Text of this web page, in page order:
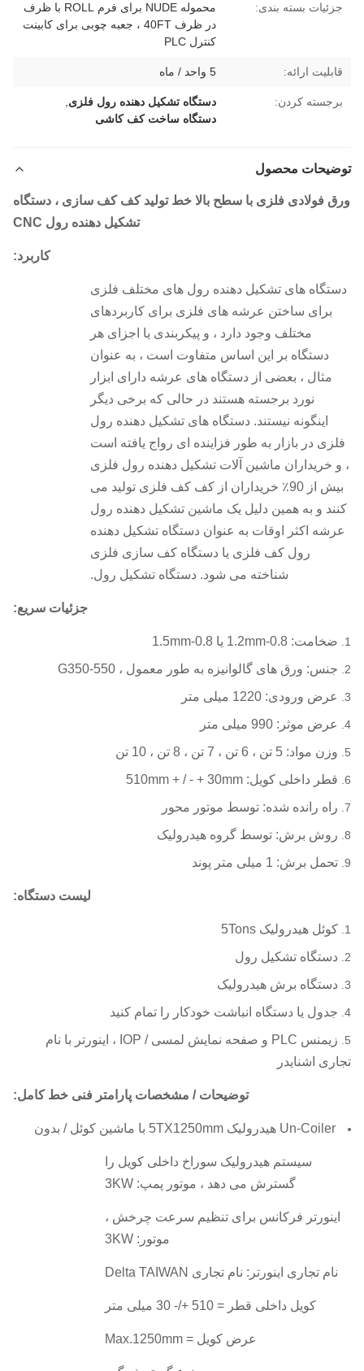
جزئیات بسته بندی:
محموله NUDE برای فرم ROLL با ظرف
در ظرف 40FT ، جعبه چوبی برای کابینت
کنترل PLC
قابلیت ارائه: 5 واحد / ماه
برجسته کردن: دستگاه تشکیل دهنده رول فلزی
دستگاه ساخت کف کاشی
توضیحات محصول
ورق فولادی فلزی با سطح بالا خط تولید کف کف سازی ، دستگاه
تشکیل دهنده رول CNC
کاربرد:
دستگاه های تشکیل دهنده رول های مختلف فلزی
برای ساختن عرشه های فلزی برای کاربردهای
مختلف وجود دارد ، و پیکربندی یا اجزای هر
دستگاه بر این اساس متفاوت است ، به عنوان
مثال ، بعضی از دستگاه های عرشه دارای ابزار
نورد برجسته هستند در حالی که برخی دیگر
اینگونه نیستند. دستگاه های تشکیل دهنده رول
فلزی در بازار به طور فزاینده ای رواج یافته است
، و خریداران ماشین آلات تشکیل دهنده رول فلزی
بیش از 90٪ خریداران از کف کف فلزی تولید می
کنند و به همین دلیل یک ماشین تشکیل دهنده رول
عرشه اکثر اوقات به عنوان دستگاه تشکیل دهنده
رول کف فلزی یا دستگاه کف سازی فلزی
شناخته می شود. دستگاه تشکیل رول.
جزئیات سریع:
ضخامت: 0.8-1.2mm یا 0.8-1.5mm
جنس: ورق های گالوانیزه به طور معمول ، G350-550
عرض ورودی: 1220 میلی متر
عرض موثر: 990 میلی متر
وزن مواد: 5 تن ، 6 تن ، 7 تن ، 8 تن ، 10 تن
قطر داخلی کویل: 510mm + / - + 30mm
راه رانده شده: توسط موتور محور
روش برش: توسط گروه هیدرولیک
تحمل برش: 1 میلی متر پوند
لیست دستگاه:
کوئل هیدرولیک 5Tons
دستگاه تشکیل رول
دستگاه برش هیدرولیک
جدول یا دستگاه انباشت خودکار را تمام کنید
زیمنس PLC و صفحه نمایش لمسی / IOP ، اینورتر با نام
تجاری اشنایدر
توضیحات / مشخصات پارامتر فنی خط کامل:
Un-Coiler هیدرولیک 5TX1250mm با ماشین کوئل / بدون
سیستم هیدرولیک سوراخ داخلی کویل را
گسترش می دهد ، موتور پمپ: 3KW
اینورتر فرکانس برای تنظیم سرعت چرخش ،
موتور: 3KW
نام تجاری اینورتر: نام تجاری Delta TAIWAN
کویل داخلی قطر = 510 +/- 30 میلی متر
عرض کویل = Max.1250mm